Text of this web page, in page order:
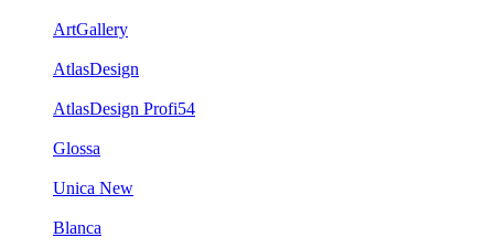
ArtGallery
AtlasDesign
AtlasDesign Profi54
Glossa
Unica New
Blanca